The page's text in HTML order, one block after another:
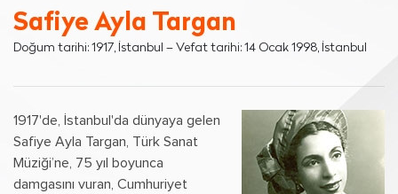
Safiye Ayla Targan
Doğum tarihi: 1917, İstanbul – Vefat tarihi: 14 Ocak 1998, İstanbul
1917'de, İstanbul'da dünyaya gelen
Safiye Ayla Targan, Türk Sanat
Müziği’ne, 75 yıl boyunca
damgasını vuran, Cumhuriyet